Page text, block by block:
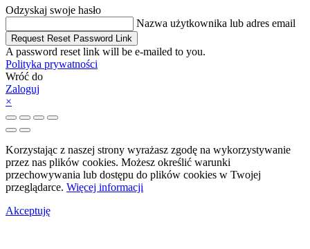
Odzyskaj swoje hasło
Nazwa użytkownika lub adres email
Request Reset Password Link
A password reset link will be e-mailed to you.
Polityka prywatności
Wróć do
Zaloguj
×
Korzystając z naszej strony wyrażasz zgodę na wykorzystywanie
przez nas plików cookies. Możesz określić warunki
przechowywania lub dostępu do plików cookies w Twojej
przeglądarce. Więcej informacji
Akceptuję